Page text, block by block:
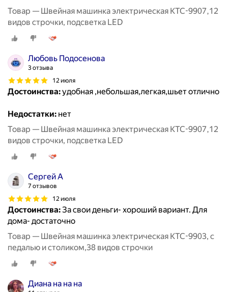
Товар — Швейная машинка электрическая KTC-9907,12
видов строчки, подсветка LED
Любовь Подосенова
3 отзыва
12 июля
Достоинства:удобная ,небольшая,легкая,шьет отлично
Недостатки: нет
Товар — Швейная машинка электрическая KTC-9907,12
видов строчки, подсветка LED
Сергей А
7 отзывов
12 июля
Достоинства:За свои деньги- хороший вариант. Для
дома- достаточно
Товар — Швейная машинка электрическая KTC-9903, с
педалью и столиком,38 видов строчки
Диана на на на